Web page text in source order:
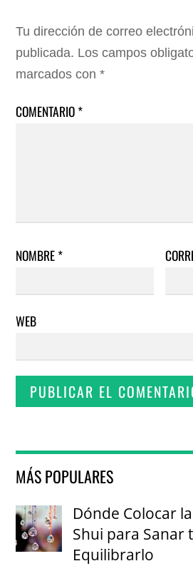
Tu dirección de correo
publicada. Los campos
marcados con*
COMENTARIO*
NOMBRE*
WEB
MÁS POPULARES
Dónde Colocar
Shui para Sanar
Equilibrarlo